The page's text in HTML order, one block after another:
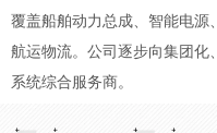
覆盖船舶动力总成、智能电源
航运物流。公司逐步向集团化
系统综合服务商。